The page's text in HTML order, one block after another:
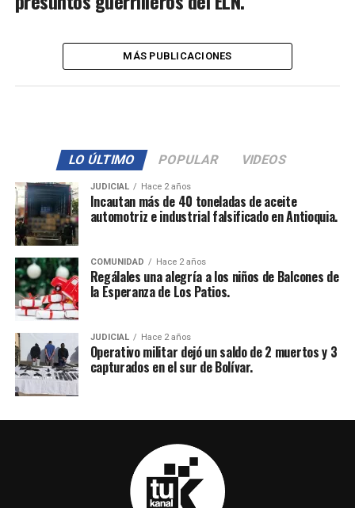
MÁS PUBLICACIONES
LO ÚLTIMO POPULAR VIDEOS
JUDICIAL Hace 2 años
Incautan más de 40 toneladas de aceite
automotriz e industrial falsificado en Antioquia.
COMUNIDAD Hace 2 años
Regálales una alegría a los niños de Balcones de
la Esperanza de Los Patios.
JUDICIAL Hace 2 años
Operativo militar dejó un saldo de 2 muertos y 3
capturados en el sur de Bolívar.